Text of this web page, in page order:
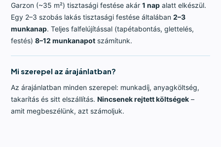
Garzon (~35 m²) tisztasági festése akár1 nap alatt elkészül.
Egy 2–3 szobás lakás tisztasági festése általában2–3
munkanap. Teljes falfelújítással (tapétabontás, glettelés,
festés)8–12 munkanapot számítunk.
Mi szerepel az árajánlatban?
Az árajánlatban minden szerepel: munkadíj, anyagköltség,
takarítás és sitt elszállítás.Nincsenek rejtett költségek –
amit megbeszélünk, azt számoljuk.